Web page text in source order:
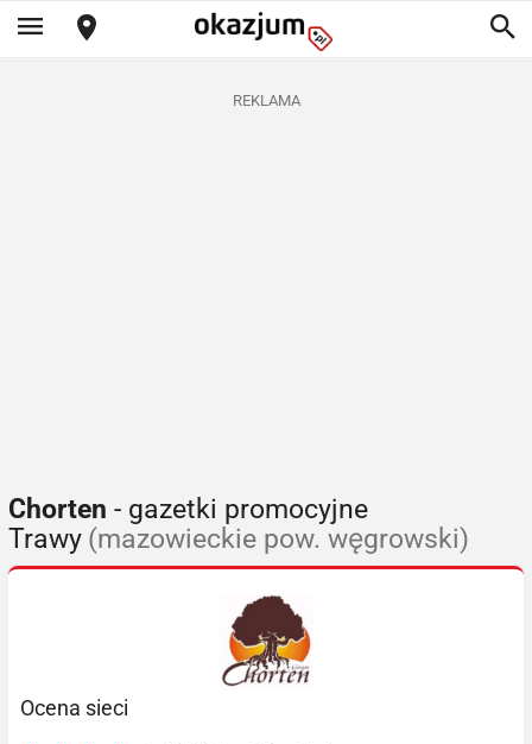
REKLAMA
Chorten - gazetki promocyjne
Trawy (mazowieckie pow. węgrowski)
Ocena sieci